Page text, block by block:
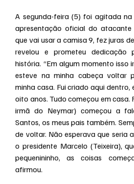
A segunda-feira (5) foi agitada na
apresentação oficial do atacante
que vai usar a camisa 9, fez juras
revelou e prometeu dedicação
história. “Em algum momento isso
esteve na minha cabeça voltar
minha casa. Fui criado aqui dentro,
oito anos. Tudo começou em casa.
irmã do Neymar) começou a
Santos, os meus pais também.
de voltar. Não esperava que seria
o presidente Marcelo (Teixeira),
pequenininho, as coisas
afirmou.